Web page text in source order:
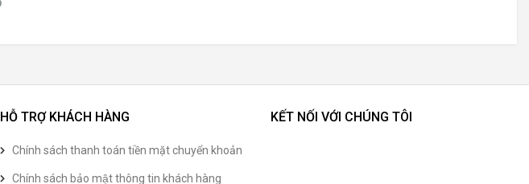
HỖ TRỢ KHÁCH HÀNG
Chính sách thanh toán tiền mặt chuyển khoản
Chính sách bảo mật thông tin khách hàng
KẾT NỐI VỚI CHÚNG TÔI